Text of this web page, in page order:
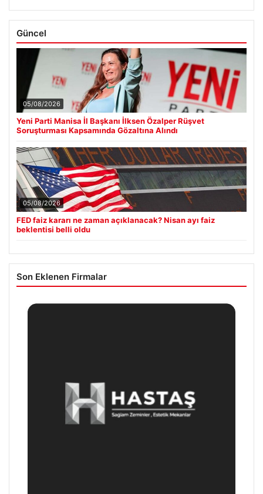
Güncel
05/08/2026
Yeni Parti Manisa İl Başkanı İlksen Özalper Rüşvet
Soruşturması Kapsamında Gözaltına Alındı
05/08/2026
FED faiz kararı ne zaman açıklanacak? Nisan ayı faiz
beklentisi belli oldu
Son Eklenen Firmalar